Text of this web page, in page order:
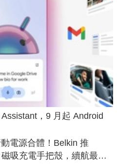
，9 月起 Android
電源合體！Belkin 推
吸充電手把殼，續航最高